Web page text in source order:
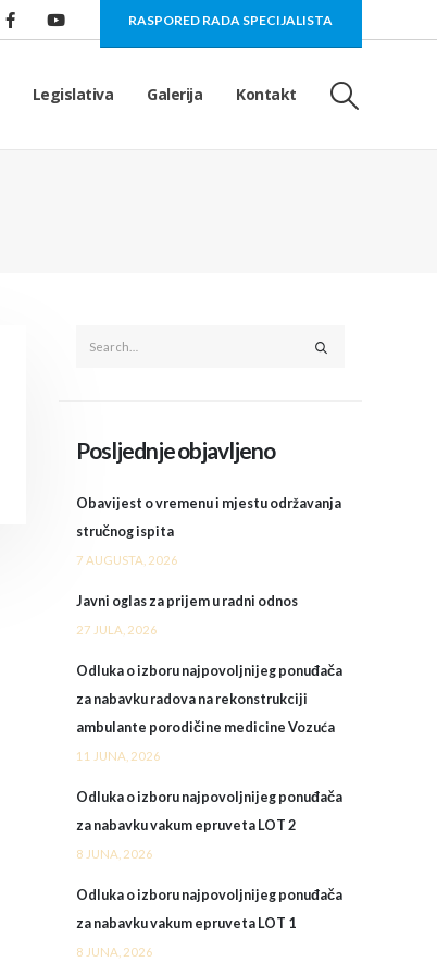
RASPORED RADA SPECIJALISTA
Legislativa Galerija Kontakt
Posljednje objavljeno
Obavijest o vremenu i mjestu održavanja
stručnog ispita
7 AUGUSTA, 2026
Javni oglas za prijem u radni odnos
27 JULA, 2026
Odluka o izboru najpovoljnijeg ponuđača
za nabavku radova na rekonstrukciji
ambulante porodičine medicine Vozuća
11 JUNA, 2026
Odluka o izboru najpovoljnijeg ponuđača
za nabavku vakum epruveta LOT 2
8 JUNA, 2026
Odluka o izboru najpovoljnijeg ponuđača
za nabavku vakum epruveta LOT 1
8 JUNA, 2026